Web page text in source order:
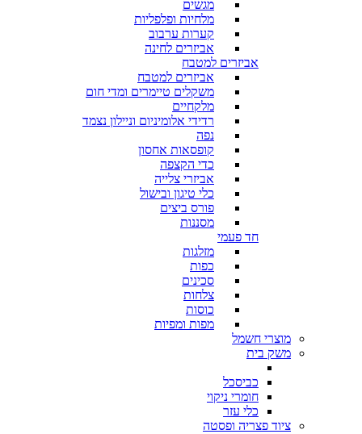
מגשים
מלחיות ופלפליות
קערות ערבוב
אביזרים לחינה
אביזרים למטבח
אביזרים למטבח
משקלים טיימרים ומדי חום
מלקחיים
רדידי אלומיניום וניילון נצמד
נפה
קופסאות אחסון
כדי הקצפה
אביזרי צלייה
כלי טיגון ובישול
פורס ביצים
מסננות
חד פעמי
מזלגות
כפות
סכינים
צלחות
כוסות
מפות ומפיות
מוצרי חשמל
משק בית
כביסכל
חומרי ניקוי
כלי עזר
ציוד פצריה ופסטה